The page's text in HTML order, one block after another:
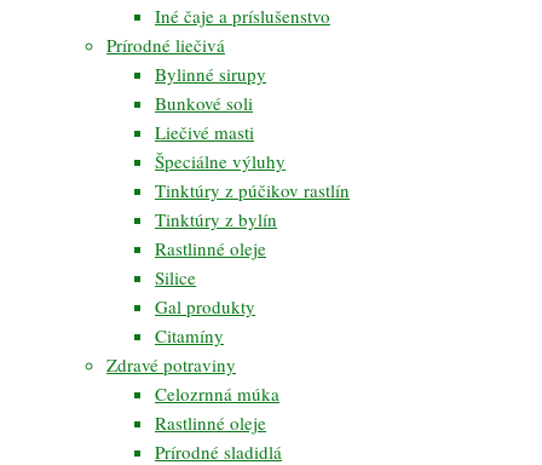
Iné čaje a príslušenstvo
Prírodné liečivá
Bylinné sirupy
Bunkové soli
Liečivé masti
Špeciálne výluhy
Tinktúry z púčikov rastlín
Tinktúry z bylín
Rastlinné oleje
Silice
Gal produkty
Citamíny
Zdravé potraviny
Celozrnná múka
Rastlinné oleje
Prírodné sladidlá